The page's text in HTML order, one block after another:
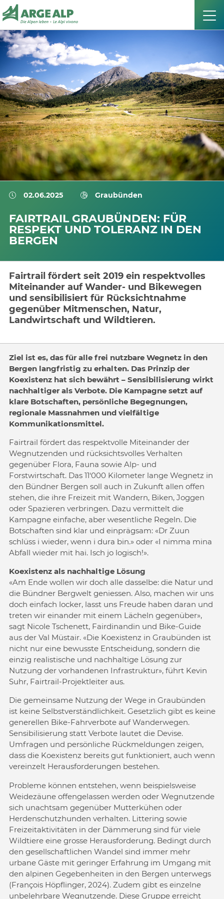
02.06.2025 Graubünden
FAIRTRAIL GRAUBÜNDEN: FÜR
RESPEKT UND TOLERANZ IN DEN
BERGEN
Fairtrail fördert seit 2019 ein respektvolles
Miteinander auf Wander- und Bikewegen
und sensibilisiert für Rücksichtnahme
gegenüber Mitmenschen, Natur,
Landwirtschaft und Wildtieren.
Ziel ist es, das für alle frei nutzbare Wegnetz in den
Bergen langfristig zu erhalten. Das Prinzip der
Koexistenz hat sich bewährt – Sensibilisierung wirkt
nachhaltiger als Verbote. Die Kampagne setzt auf
klare Botschaften, persönliche Begegnungen,
regionale Massnahmen und vielfältige
Kommunikationsmittel.
Fairtrail fördert das respektvolle Miteinander der
Wegnutzenden und rücksichtsvolles Verhalten
gegenüber Flora, Fauna sowie Alp- und
Forstwirtschaft. Das 11‘000 Kilometer lange Wegnetz in
den Bündner Bergen soll auch in Zukunft allen offen
stehen, die ihre Freizeit mit Wandern, Biken, Joggen
oder Spazieren verbringen. Dazu vermittelt die
Kampagne einfache, aber wesentliche Regeln. Die
Botschaften sind klar und einprägsam: «Dr Zuun
schlüss i wieder, wenn i dura bin.» oder «I nimma mina
Abfall wieder mit hai. Isch jo logisch!».
Koexistenz als nachhaltige Lösung
«Am Ende wollen wir doch alle dasselbe: die Natur und
die Bündner Bergwelt geniessen. Also, machen wir uns
doch einfach locker, lasst uns Freude haben daran und
treten wir einander mit einem Lächeln gegenüber»,
sagt Nicole Tschenett, Fairdinandin und Bike-Guide
aus der Val Müstair. «Die Koexistenz in Graubünden ist
nicht nur eine bewusste Entscheidung, sondern die
einzig realistische und nachhaltige Lösung zur
Nutzung der vorhandenen Infrastruktur», führt Kevin
Suhr, Fairtrail-Projektleiter aus.
Die gemeinsame Nutzung der Wege in Graubünden
ist keine Selbstverständlichkeit. Gesetzlich gibt es keine
generellen Bike-Fahrverbote auf Wanderwegen.
Sensibilisierung statt Verbote lautet die Devise.
Umfragen und persönliche Rückmeldungen zeigen,
dass die Koexistenz bereits gut funktioniert, auch wenn
vereinzelt Herausforderungen bestehen.
Probleme können entstehen, wenn beispielsweise
Weidezäune offengelassen werden oder Wegnutzende
sich unachtsam gegenüber Mutterkühen oder
Herdenschutzhunden verhalten. Littering sowie
Freizeitaktivitäten in der Dämmerung sind für viele
Wildtiere eine grosse Herausforderung. Bedingt durch
den gesellschaftlichen Wandel sind immer mehr
urbane Gäste mit geringer Erfahrung im Umgang mit
den alpinen Gegebenheiten in den Bergen unterwegs
(François Höpflinger, 2024). Zudem gibt es einzelne
unbelehrbare Wegnutzende. Diese Gruppe erreicht